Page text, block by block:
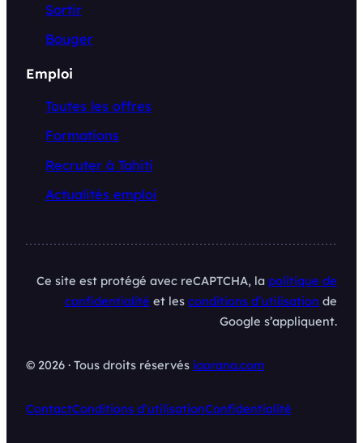
Sortir
Bouger
Emploi
Toutes les offres
Formations
Recruter à Tahiti
Actualités emploi
Ce site est protégé avec reCAPTCHA, la politique de
confidentialité et les conditions d’utilisation de
Google s’appliquent.
© 2026 · Tous droits réservés iaorana.com
ContactConditions d’utilisationConfidentialité